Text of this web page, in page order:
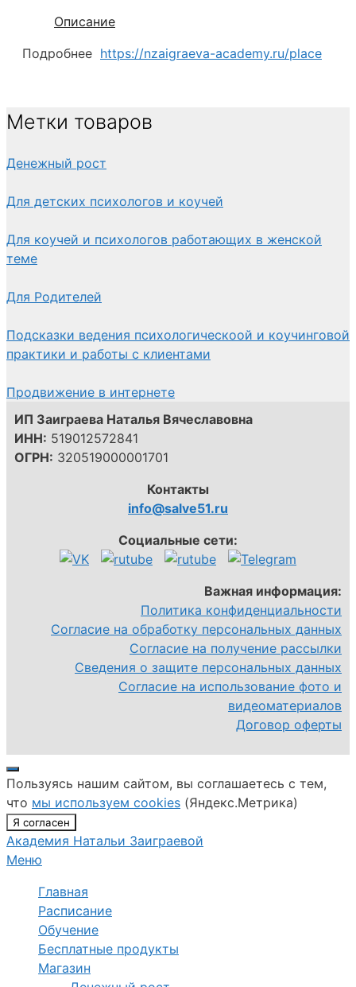
Описание
Подробнее https://nzaigraeva-academy.ru/place
Метки товаров
Денежный рост
Для детских психологов и коучей
Для коучей и психологов работающих в женской
теме
Для Родителей
Подсказки ведения психологическоой и коучинговой
практики и работы с клиентами
Продвижение в интернете
ИП Заиграева Наталья Вячеславовна
ИНН: 519012572841
ОГРН: 320519000001701
Контакты
info@salve51.ru
Социальные сети:
Важная информация:
Политика конфиденциальности
Согласие на обработку персональных данных
Согласие на получение рассылки
Сведения о защите персональных данных
Согласие на использование фото и
видеоматериалов
Договор оферты
Закрыть
Пользуясь нашим сайтом, вы соглашаетесь с тем,
что мы используем cookies (Яндекс.Метрика)
Я согласен
Академия Натальи Заиграевой
Меню
Главная
Расписание
Обучение
Бесплатные продукты
Магазин